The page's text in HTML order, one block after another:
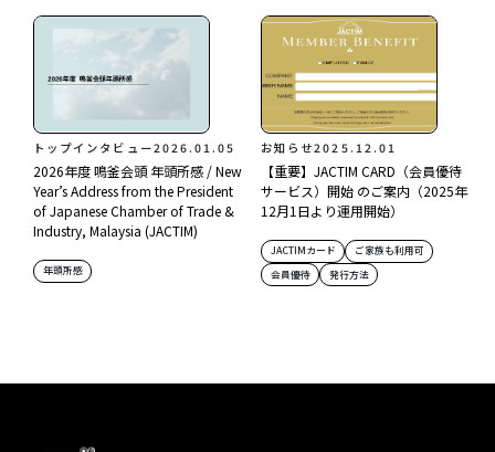
トップインタビュー2026.01.05
2026年度 鳴釜会頭 年頭所感 / New
Year’s Address from the President
of Japanese Chamber of Trade &
Industry, Malaysia (JACTIM)
年頭所感
お知らせ2025.12.01
【重要】JACTIM CARD（会員優待
サービス）開始 のご案内（2025年
12月1日より運用開始）
JACTIMカード
ご家族も利用可
会員優待
発行方法